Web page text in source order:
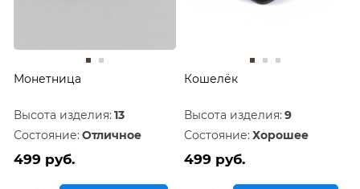
Монетница
Высота изделия: 13
Состояние: Отличное
499 руб.
Кошелёк
Высота изделия: 9
Состояние: Хорошее
499 руб.